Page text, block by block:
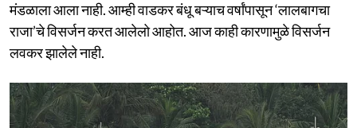
मंडळाला आला नाही. आम्ही वाडकर बंधू बऱ्याच वर्षांपासून ‘लालबागचा
राजा’चे विसर्जन करत आलेलो आहोत. आज काही कारणामुळे विसर्जन
लवकर झालेले नाही.